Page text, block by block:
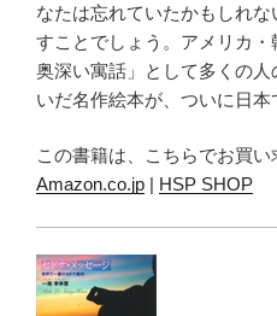
なたは忘れていたかもしれ
すことでしょう。アメリカ
奥深い寓話」として多くの
いだ名作絵本が、ついに日本
この書籍は、こちらでお買
Amazon.co.jp | HSP SHOP